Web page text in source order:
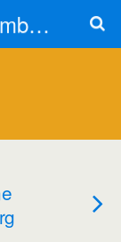
ABACUS Nachhilfe Hamburg